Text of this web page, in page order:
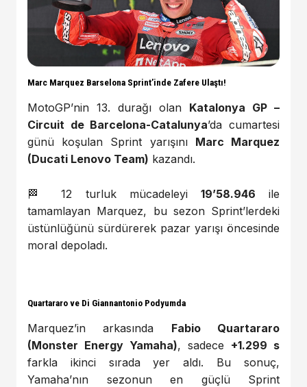
Marc Marquez Barselona Sprint’inde Zafere Ulaştı!
MotoGP’nin 13. durağı olan Katalonya GP –
Circuit de Barcelona-Catalunya’da cumartesi
günü koşulan Sprint yarışını Marc Marquez
(Ducati Lenovo Team) kazandı.
🏁 12 turluk mücadeleyi 19’58.946 ile
tamamlayan Marquez, bu sezon Sprint’lerdeki
üstünlüğünü sürdürerek pazar yarışı öncesinde
moral depoladı.
Quartararo ve Di Giannantonio Podyumda
Marquez’in arkasında Fabio Quartararo
(Monster Energy Yamaha), sadece +1.299 s
farkla ikinci sırada yer aldı. Bu sonuç,
Yamaha’nın sezonun en güçlü Sprint